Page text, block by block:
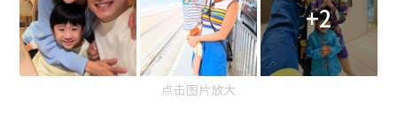
+2
点击图片放大